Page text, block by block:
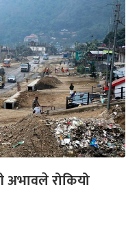
अभावले रोकियो